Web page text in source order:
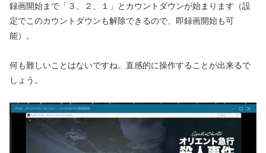
録画開始まで「３、２、１」とカウントダウンが始まります（設
定でこのカウントダウンも解除できるので、即録画開始も可
能）。
何も難しいことはないですね。直感的に操作することが出来るで
しょう。